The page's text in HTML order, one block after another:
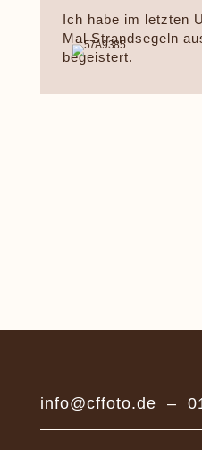
Ich habe im letzten
Mal Strandsegeln
begeistert.
info@cffoto.de –